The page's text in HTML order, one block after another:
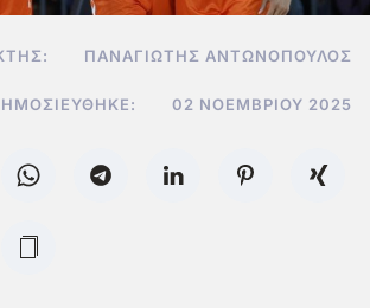
ΠΑΝΑΓΙΏΤΗΣ ΑΝΤΩΝΌΠΟΥΛΟΣ
02 ΝΟΕΜΒΡΊΟΥ 2025